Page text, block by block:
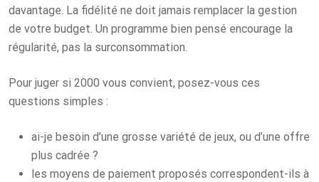
davantage. La fidélité ne doit jamais remplacer la gestion
de votre budget. Un programme bien pensé encourage la
régularité, pas la surconsommation.
Pour juger si 2000 vous convient, posez-vous ces
questions simples :
ai-je besoin d’une grosse variété de jeux, ou d’une offre
plus cadrée ?
les moyens de paiement proposés correspondent-ils à